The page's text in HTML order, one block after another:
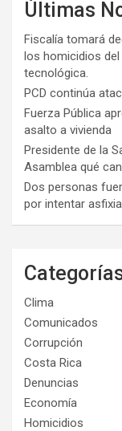
Últimas
Fiscalía tomará
los homicidios
tecnológica.
PCD continúa
Fuerza Pública
asalto a vivienda
Presidente de la
Asamblea qué
Dos personas
por intentar
Clima
Comunicados
Corrupción
Costa Rica
Denuncias
Economía
Homicidios